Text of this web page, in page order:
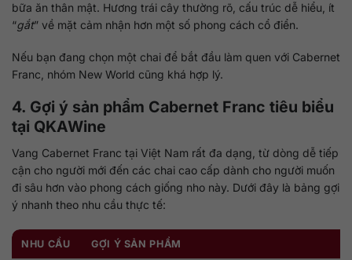
bữa ăn thân mật. Hương trái cây thường rõ, cấu trúc dễ hiểu, ít
“gắt” về mặt cảm nhận hơn một số phong cách cổ điển.
Nếu bạn đang chọn một chai để bắt đầu làm quen với Cabernet
Franc, nhóm New World cũng khá hợp lý.
4. Gợi ý sản phẩm Cabernet Franc tiêu biểu
tại QKAWine
Vang Cabernet Franc tại Việt Nam rất đa dạng, từ dòng dễ tiếp
cận cho người mới đến các chai cao cấp dành cho người muốn
đi sâu hơn vào phong cách giống nho này. Dưới đây là bảng gợi
ý nhanh theo nhu cầu thực tế:
NHU CẦU GỢI Ý SẢN PHẨM